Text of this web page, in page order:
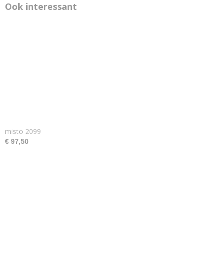
Ook interessant
misto 2099
€ 97,50